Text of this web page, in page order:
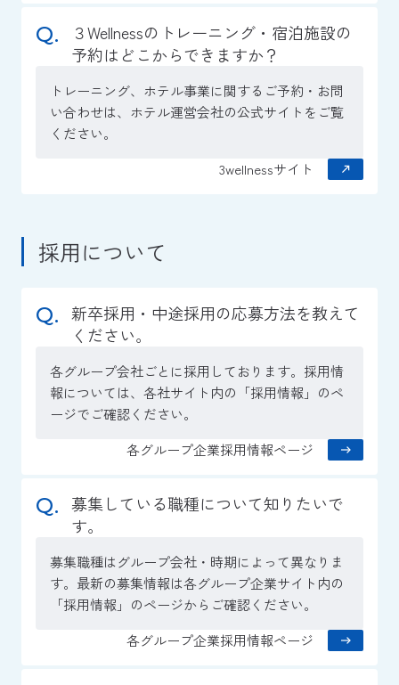
３Wellnessのトレーニング・宿泊施設の
予約はどこからできますか？
トレーニング、ホテル事業に関するご予約・お問
い合わせは、ホテル運営会社の公式サイトをご覧
ください。
3wellnessサイト
採用について
新卒採用・中途採用の応募方法を教えて
ください。
各グループ会社ごとに採用しております。採用情
報については、各社サイト内の「採用情報」のペ
ージでご確認ください。
各グループ企業採用情報ページ
募集している職種について知りたいで
す。
募集職種はグループ会社・時期によって異なりま
す。最新の募集情報は各グループ企業サイト内の
「採用情報」のページからご確認ください。
各グループ企業採用情報ページ